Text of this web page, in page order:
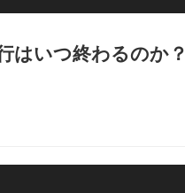
はいつ終わるのか？